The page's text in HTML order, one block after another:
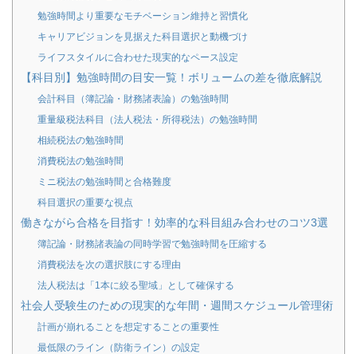
勉強時間より重要なモチベーション維持と習慣化
キャリアビジョンを見据えた科目選択と動機づけ
ライフスタイルに合わせた現実的なペース設定
【科目別】勉強時間の目安一覧！ボリュームの差を徹底解説
会計科目（簿記論・財務諸表論）の勉強時間
重量級税法科目（法人税法・所得税法）の勉強時間
相続税法の勉強時間
消費税法の勉強時間
ミニ税法の勉強時間と合格難度
科目選択の重要な視点
働きながら合格を目指す！効率的な科目組み合わせのコツ3選
簿記論・財務諸表論の同時学習で勉強時間を圧縮する
消費税法を次の選択肢にする理由
法人税法は「1本に絞る聖域」として確保する
社会人受験生のための現実的な年間・週間スケジュール管理術
計画が崩れることを想定することの重要性
最低限のライン（防衛ライン）の設定